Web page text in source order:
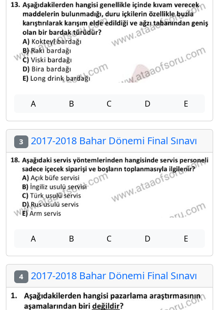
A B C D E
3 2017-2018 Bahar Dönemi Final Sınavı
A B C D E
4 2017-2018 Bahar Dönemi Final Sınavı